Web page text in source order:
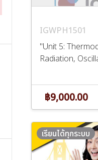
IGWPH1501
"Unit 5:
Radiation,
฿9,000.00
เรียนได้ทุกระบบ